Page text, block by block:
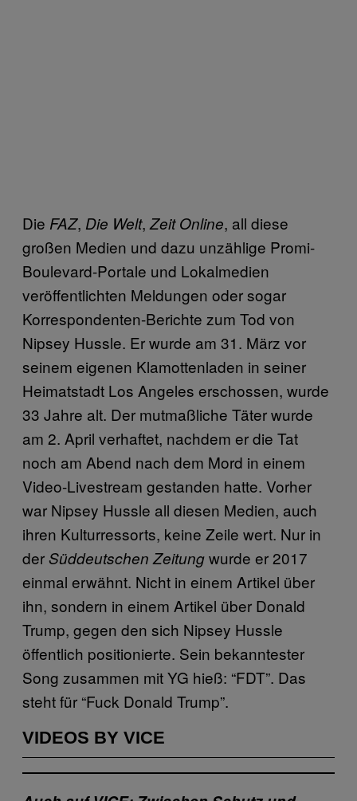
Die FAZ, Die Welt, Zeit Online, all diese
großen Medien und dazu unzählige Promi-
Boulevard-Portale und Lokalmedien
veröffentlichten Meldungen oder sogar
Korrespondenten-Berichte zum Tod von
Nipsey Hussle. Er wurde am 31. März vor
seinem eigenen Klamottenladen in seiner
Heimatstadt Los Angeles erschossen, wurde
33 Jahre alt. Der mutmaßliche Täter wurde
am 2. April verhaftet, nachdem er die Tat
noch am Abend nach dem Mord in einem
Video-Livestream gestanden hatte. Vorher
war Nipsey Hussle all diesen Medien, auch
ihren Kulturressorts, keine Zeile wert. Nur in
derSüddeutschen Zeitungwurde er 2017
einmal erwähnt. Nicht in einem Artikel über
ihn, sondern in einem Artikel über Donald
Trump, gegen den sich Nipsey Hussle
öffentlich positionierte. Sein bekanntester
Song zusammen mit YG hieß: “FDT”. Das
steht für “Fuck Donald Trump”.
VIDEOS BY VICE